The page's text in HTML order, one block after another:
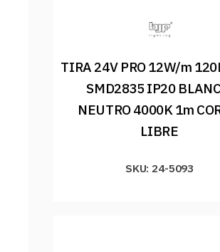
TIRA 24V PRO 12W/m
SMD2835 IP20
NEUTRO 4000K 1m
LIBRE
SKU: 24-5093